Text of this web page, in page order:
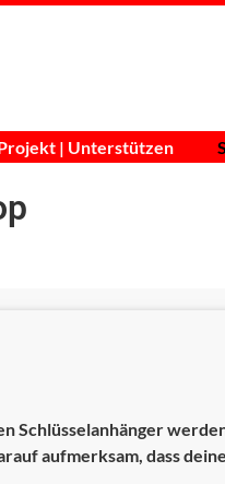
| Unterstützen
Schlüsselanhänger
aufmerksam, dass